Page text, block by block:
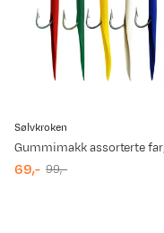
Sølvkroken
Gummimakk assorterte
discounted
69,-
original
99,-